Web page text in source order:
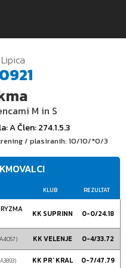
0921
M in S
: AČlen: 274.1.5.3
/ plasiranih: 10/10/*0/3
KLUB REZULTAT
KK SUPRINN 0-0/24.18
KK VELENJE 0-4/33.72
KK PR` KRAL 0-7/47.79